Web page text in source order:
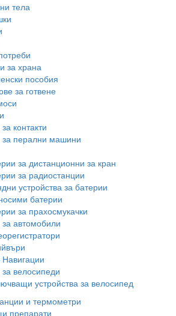
тела
за храна
пособия
за готвене
контакти
за перални машини
за дистанционни за кран
за радиостанции
устройства за батерии
батерии
за прахосмукачки
автомобили
Навигации
велосипеди
устройства за велосипед
и термометри
препарати